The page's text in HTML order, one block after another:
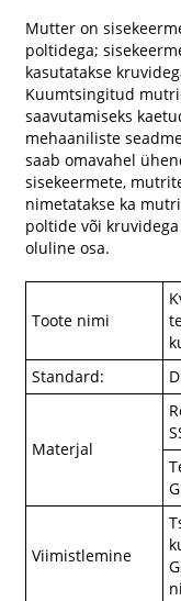
Mutter on
poltidega;
kasutatakse
Kuumtsingitud
saavutamiseks
mehaaniliste
saab omavahel
sisekeermete,
nimetatakse ka
poltide või
oluline osa.
Toote nimi
Standard:
Materjal
Viimistlemine